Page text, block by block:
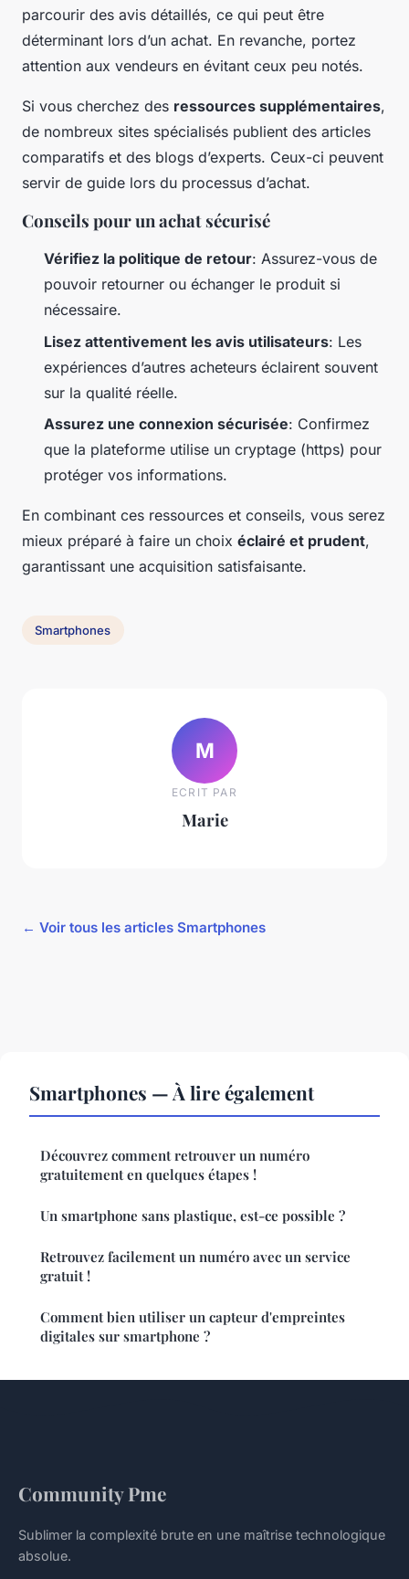
parcourir des avis détaillés, ce qui peut être
déterminant lors d’un achat. En revanche, portez
attention aux vendeurs en évitant ceux peu notés.
Si vous cherchez des ressources supplémentaires,
de nombreux sites spécialisés publient des articles
comparatifs et des blogs d’experts. Ceux-ci peuvent
servir de guide lors du processus d’achat.
Conseils pour un achat sécurisé
Vérifiez la politique de retour: Assurez-vous de
pouvoir retourner ou échanger le produit si
nécessaire.
Lisez attentivement les avis utilisateurs: Les
expériences d’autres acheteurs éclairent souvent
sur la qualité réelle.
Assurez une connexion sécurisée: Confirmez
que la plateforme utilise un cryptage (https) pour
protéger vos informations.
En combinant ces ressources et conseils, vous serez
mieux préparé à faire un choix éclairé et prudent,
garantissant une acquisition satisfaisante.
Smartphones
M
ECRIT PAR
Marie
← Voir tous les articles Smartphones
Smartphones — À lire également
Découvrez comment retrouver un numéro
gratuitement en quelques étapes !
Un smartphone sans plastique, est-ce possible ?
Retrouvez facilement un numéro avec un service
gratuit !
Comment bien utiliser un capteur d'empreintes
digitales sur smartphone ?
Community Pme
Sublimer la complexité brute en une maîtrise technologique
absolue.